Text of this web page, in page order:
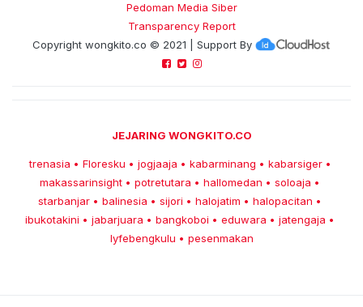
Pedoman Media Siber
Transparency Report
Copyright wongkito.co © 2021 | Support By
JEJARING WONGKITO.CO
trenasia • Floresku • jogjaaja • kabarminang • kabarsiger •
makassarinsight • potretutara • hallomedan • soloaja •
starbanjar • balinesia • sijori • halojatim • halopacitan •
ibukotakini • jabarjuara • bangkoboi • eduwara • jatengaja •
lyfebengkulu • pesenmakan